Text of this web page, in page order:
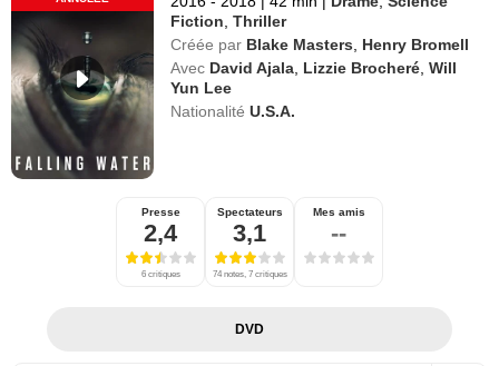
Fiction ,Thriller
Créée par Blake Masters
Henry Bromell
Avec David Ajala Lizzie Brocheré ,Will
Yun Lee
Nationalité U.S.A.
Presse
2,4
6 critiques
Spectateurs
3,1
74 notes, 7 critiques
Mes amis
--
DVD